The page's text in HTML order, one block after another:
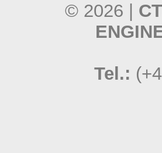
© 2026 |
Tel.: